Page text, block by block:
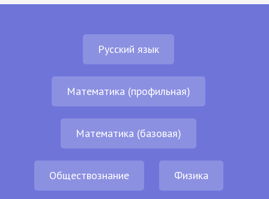
Русский язык
Математика (профильная)
Математика (базовая)
Обществознание Физика